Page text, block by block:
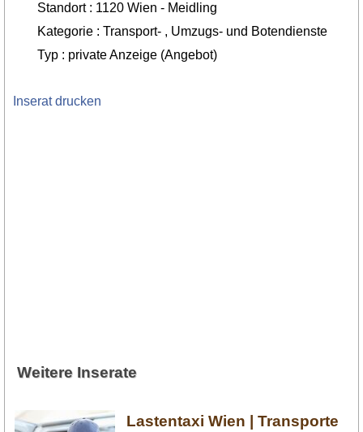
Standort : 1120 Wien - Meidling
Kategorie : Transport- , Umzugs- und Botendienste
Typ : private Anzeige (Angebot)
Inserat drucken
Weitere Inserate
Lastentaxi Wien | Transporte